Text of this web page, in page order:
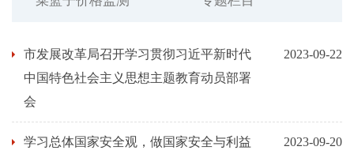
市发展改革局召开学习贯彻习近平新时代
中国特色社会主义思想主题教育动员部署
会
2023-09-22
学习总体国家安全观，做国家安全与利益
2023-09-20